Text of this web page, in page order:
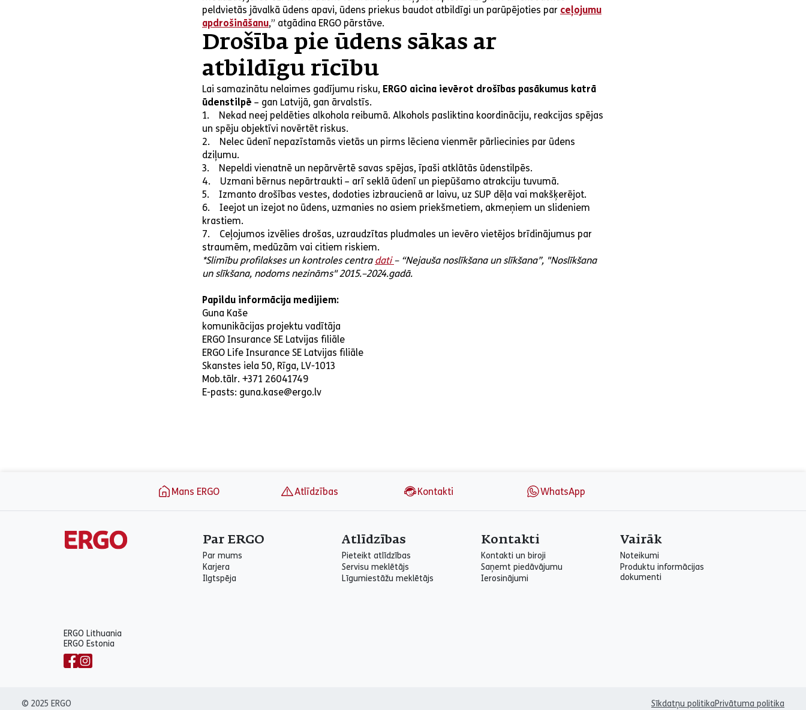
peldvietās jāvalkā ūdens apavi, ūdens priekus baudot atbildīgi un parūpējoties par ceļojumu
apdrošināšanu,” atgādina ERGO pārstāve.
Drošība pie ūdens sākas ar
atbildīgu rīcību
Lai samazinātu nelaimes gadījumu risku, ERGO aicina ievērot drošības pasākumus katrā
ūdenstilpē – gan Latvijā, gan ārvalstīs.
1. Nekad neej peldēties alkohola reibumā. Alkohols pasliktina koordināciju, reakcijas spējas
un spēju objektīvi novērtēt riskus.
2. Nelec ūdenī nepazīstamās vietās un pirms lēciena vienmēr pārliecinies par ūdens
dziļumu.
3. Nepeldi vienatnē un nepārvērtē savas spējas, īpaši atklātās ūdenstilpēs.
4. Uzmani bērnus nepārtraukti – arī seklā ūdenī un piepūšamo atrakciju tuvumā.
5. Izmanto drošības vestes, dodoties izbraucienā ar laivu, uz SUP dēļa vai makšķerējot.
6. Ieejot un izejot no ūdens, uzmanies no asiem priekšmetiem, akmeņiem un slideniem
krastiem.
7. Ceļojumos izvēlies drošas, uzraudzītas pludmales un ievēro vietējos brīdinājumus par
straumēm, medūzām vai citiem riskiem.
*Slimību profilakses un kontroles centra dati– “Nejauša noslīkšana un slīkšana”, "Noslīkšana
un slīkšana, nodoms nezināms" 2015.–2024.gadā.
Papildu informācija medijiem:
Guna Kaše
komunikācijas projektu vadītāja
ERGO Insurance SE Latvijas filiāle
ERGO Life Insurance SE Latvijas filiāle
Skanstes iela 50, Rīga, LV-1013
Mob.tālr. +371 26041749
E-pasts: guna.kase@ergo.lv
aria_label_footerMans ERGO Atlīdzības Kontakti WhatsApp
Par ERGO
Par mums
Karjera
Ilgtspēja
Atlīdzības
Pieteikt atlīdzības
Servisu meklētājs
Līgumiestāžu meklētājs
Kontakti
Kontakti un biroji
Saņemt piedāvājumu
Ierosinājumi
Vairāk
Noteikumi
Produktu informācijas
dokumenti
ERGO Lithuania
ERGO Estonia
© 2025 ERGO Sīkdatņu politikaPrivātuma politika